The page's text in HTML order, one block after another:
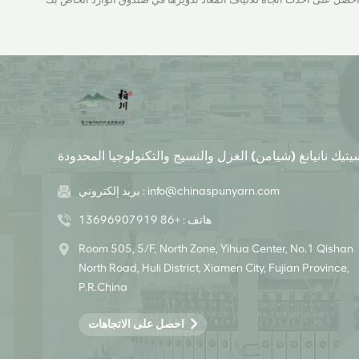
نانيانغ (شيامن) الغزل والنسيج والتكنولوجيا المحدودة
بريد إلكتروني : info@chinaspunyarn.com
هاتف : +86 13696907919
Room 505, 5/F, North Zone, Yihua Center, No.1 Qishan
North Road, Huli District, Xiamen City, Fujian Province,
P.R.China
احصل على الاتجاهات